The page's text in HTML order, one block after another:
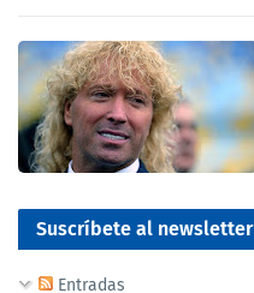
Suscríbete al newsletter
Entradas